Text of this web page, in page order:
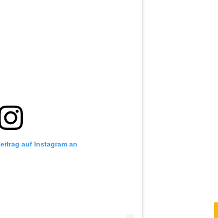
auf Instagram an